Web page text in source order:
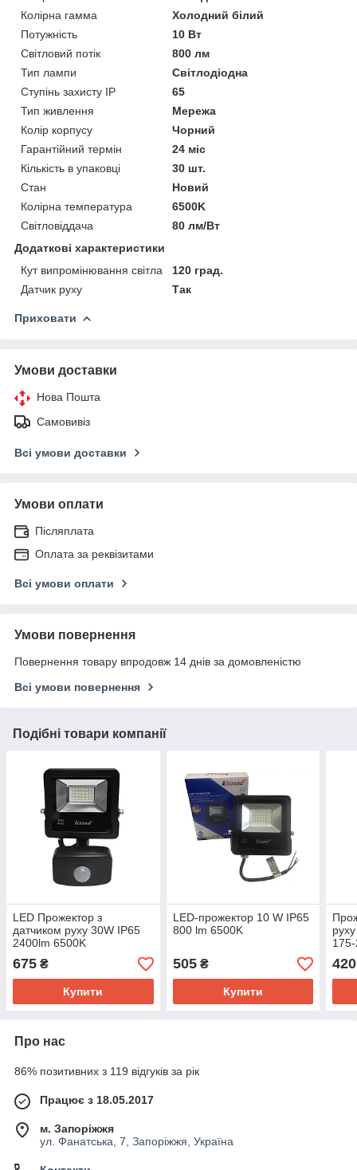
Колірна гамма
Холодний білий
Потужність
10 Вт
Світловий потік
800 лм
Тип лампи
Світлодіодна
Ступінь захисту IP
65
Тип живлення
Мережа
Колір корпусу
Чорний
Гарантійний термін
24 міс
Кількість в упаковці
30 шт.
Стан
Новий
Колірна температура
6500K
Світловіддача
80 лм/Вт
Додаткові характеристики
Кут випромінювання світла
120 град.
Датчик руху
Так
Приховати
Умови доставки
Нова Пошта
Самовивіз
Всі умови доставки
Умови оплати
Післяплата
Оплата за реквізитами
Всі умови оплати
Умови повернення
Повернення товару впродовж 14 днів за домовленістю
Всі умови повернення
Подібні товари компанії
LED Прожектор з
датчиком руху 30W IP65
2400lm 6500K
675 ₴
Купити
LED-прожектор 10 W IP65
800 lm 6500K
505₴
Купити
420
Про нас
86% позитивних з 119 відгуків за рік
Працює з 18.05.2017
м. Запоріжжя
ул. Фанатська, 7, Запоріжжя, Україна